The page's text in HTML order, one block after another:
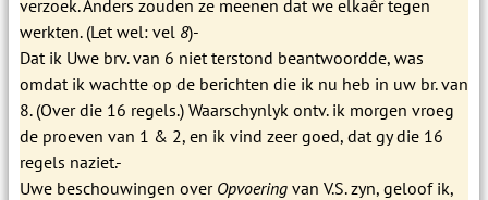
verzoek. Anders zouden ze meenen dat we elkaêr tegen
werkten. (Let wel: vel 8)-
Dat ik Uwe brv. van 6 niet terstond beantwoordde, was
omdat ik wachtte op de berichten die ik nu heb in uw br. van
8. (Over die 16 regels.) Waarschynlyk ontv. ik morgen vroeg
de proeven van 1 & 2, en ik vind zeer goed, dat gy die 16
regels naziet.-
Uwe beschouwingen over Opvoering van V.S. zyn, geloof ik,